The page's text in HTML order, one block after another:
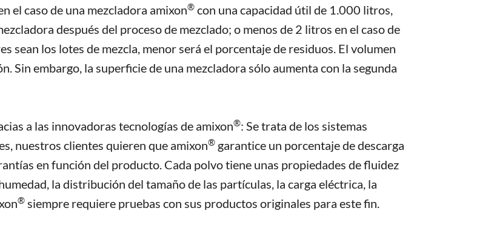
el caso de una mezcladora amixon® con una capacidad útil de 1.000 litros,
después del proceso de mezclado; o menos de 2 litros en el caso de
sean los lotes de mezcla, menor será el porcentaje de residuos. El volumen
Sin embargo, la superficie de una mezcladora sólo aumenta con la segunda
a las innovadoras tecnologías de amixon®: Se trata de los sistemas
nuestros clientes quieren que amixon® garantice un porcentaje de descarga
en función del producto. Cada polvo tiene unas propiedades de fluidez
la distribución del tamaño de las partículas, la carga eléctrica, la
® siempre requiere pruebas con sus productos originales para este fin.